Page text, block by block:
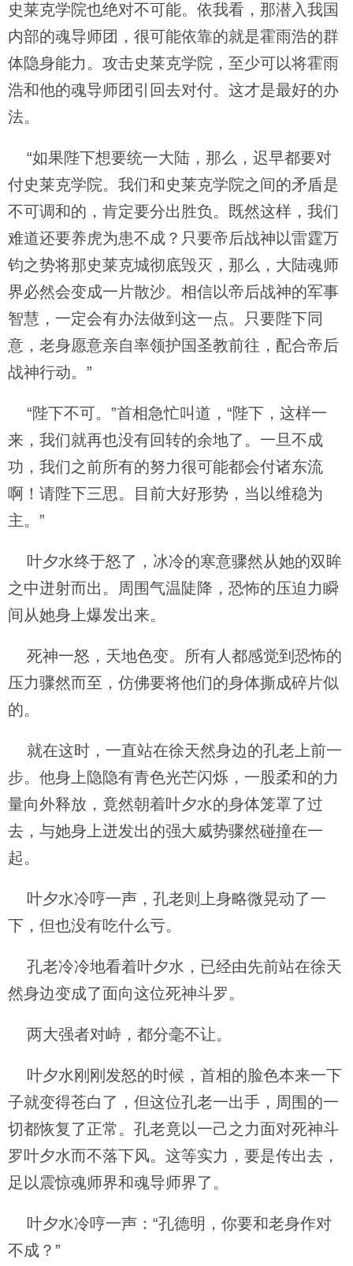
史莱克学院也绝对不可能。依我看，那潜入我国
内部的魂导师团，很可能依靠的就是霍雨浩的群
体隐身能力。攻击史莱克学院，至少可以将霍雨
浩和他的魂导师团引回去对付。这才是最好的办
法。
“如果陛下想要统一大陆，那么，迟早都要对
付史莱克学院。我们和史莱克学院之间的矛盾是
不可调和的，肯定要分出胜负。既然这样，我们
难道还要养虎为患不成？只要帝后战神以雷霆万
钧之势将那史莱克城彻底毁灭，那么，大陆魂师
界必然会变成一片散沙。相信以帝后战神的军事
智慧，一定会有办法做到这一点。只要陛下同
意，老身愿意亲自率领护国圣教前往，配合帝后
战神行动。”
“陛下不可。”首相急忙叫道，“陛下，这样一
来，我们就再也没有回转的余地了。一旦不成
功，我们之前所有的努力很可能都会付诸东流
啊！请陛下三思。目前大好形势，当以维稳为
主。”
叶夕水终于怒了，冰冷的寒意骤然从她的双眸
之中迸射而出。周围气温陡降，恐怖的压迫力瞬
间从她身上爆发出来。
死神一怒，天地色变。所有人都感觉到恐怖的
压力骤然而至，仿佛要将他们的身体撕成碎片似
的。
就在这时，一直站在徐天然身边的孔老上前一
步。他身上隐隐有青色光芒闪烁，一股柔和的力
量向外释放，竟然朝着叶夕水的身体笼罩了过
去，与她身上迸发出的强大威势骤然碰撞在一
起。
叶夕水冷哼一声，孔老则上身略微晃动了一
下，但也没有吃什么亏。
孔老冷冷地看着叶夕水，已经由先前站在徐天
然身边变成了面向这位死神斗罗。
两大强者对峙，都分毫不让。
叶夕水刚刚发怒的时候，首相的脸色本来一下
子就变得苍白了，但这位孔老一出手，周围的一
切都恢复了正常。孔老竟以一己之力面对死神斗
罗叶夕水而不落下风。这等实力，要是传出去，
足以震惊魂师界和魂导师界了。
叶夕水冷哼一声：“孔德明，你要和老身作对
不成？”